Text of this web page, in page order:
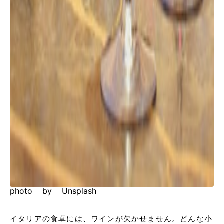
photo by Unsplash
イタリアの食卓には、ワインが欠かせません。どんな小